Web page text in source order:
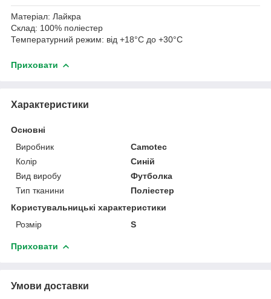
Матеріал: Лайкра
Склад: 100% поліестер
Температурний режим: від +18°C до +30°C
Приховати
Характеристики
Основні
Виробник
Camotec
Колір
Синій
Вид виробу
Футболка
Тип тканини
Поліестер
Користувальницькі характеристики
Розмір
S
Приховати
Умови доставки